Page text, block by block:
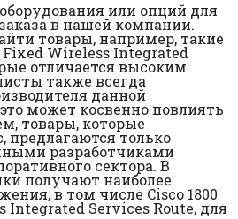
или опций для
в нашей компании.
товары, например, такие
Fixed Wireless Integrated
отличается высоким
также всегда
данной
может косвенно повлиять
товары, которые
предлагаются только
разработчиками
сектора. В
получают наиболее
в том числе Cisco 1800
Integrated Services Route, для